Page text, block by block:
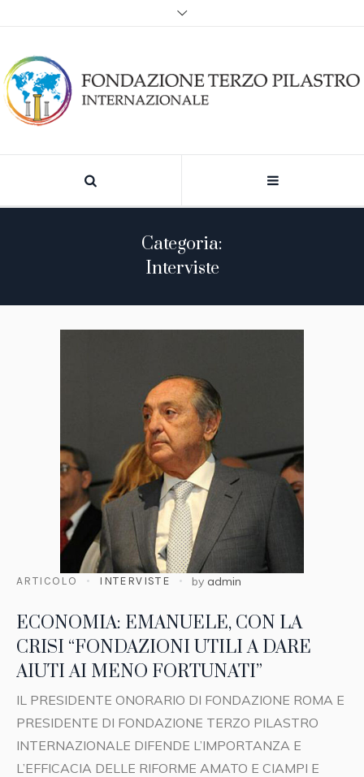
Categoria:
Interviste
ARTICOLO INTERVISTE by admin
ECONOMIA: EMANUELE, CON LA
CRISI “FONDAZIONI UTILI A DARE
AIUTI AI MENO FORTUNATI”
IL PRESIDENTE ONORARIO DI FONDAZIONE ROMA E
PRESIDENTE DI FONDAZIONE TERZO PILASTRO
INTERNAZIONALE DIFENDE L’IMPORTANZA E
L’EFFICACIA DELLE RIFORME AMATO E CIAMPI E